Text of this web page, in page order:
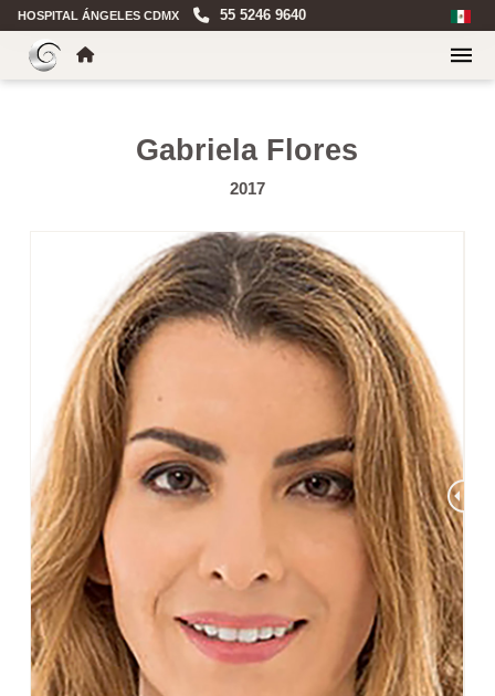
HOSPITAL ÁNGELES CDMX 55 5246 9640
Gabriela Flores
2017